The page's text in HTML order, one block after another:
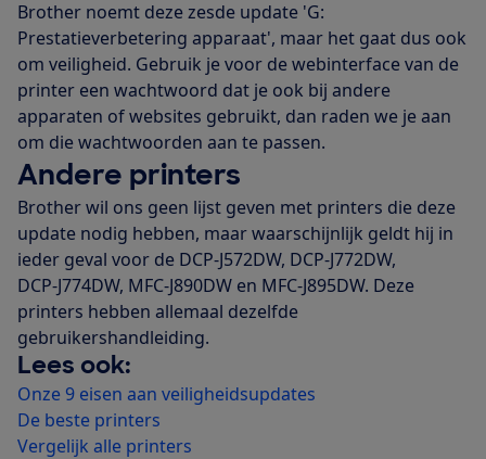
Brother noemt deze zesde update 'G:
Prestatieverbetering apparaat', maar het gaat dus ook
om veiligheid. Gebruik je voor de webinterface van de
printer een wachtwoord dat je ook bij andere
apparaten of websites gebruikt, dan raden we je aan
om die wachtwoorden aan te passen.
Andere printers
Brother wil ons geen lijst geven met printers die deze
update nodig hebben, maar waarschijnlijk geldt hij in
ieder geval voor de DCP‑J572DW, DCP‑J772DW,
DCP‑J774DW, MFC‑J890DW en MFC‑J895DW. Deze
printers hebben allemaal dezelfde
gebruikershandleiding.
Lees ook:
Onze 9 eisen aan veiligheidsupdates
De beste printers
Vergelijk alle printers